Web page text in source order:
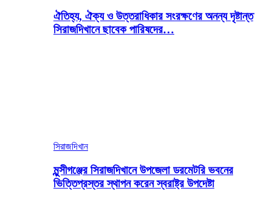
ঐতিহ্য, ঐক্য ও উত্তরাধিকার সংরক্ষণের অনন্য দৃষ্টান্ত
সিরাজদিখানে ছাবেক পারিষদের…
সিরাজদিখান
মুন্সীগঞ্জের সিরাজদিখানে উপজেলা ডরমেটরি ভবনের
ভিত্তিপ্রস্তর স্থাপন করেন স্বরাষ্ট্র উপদেষ্টা